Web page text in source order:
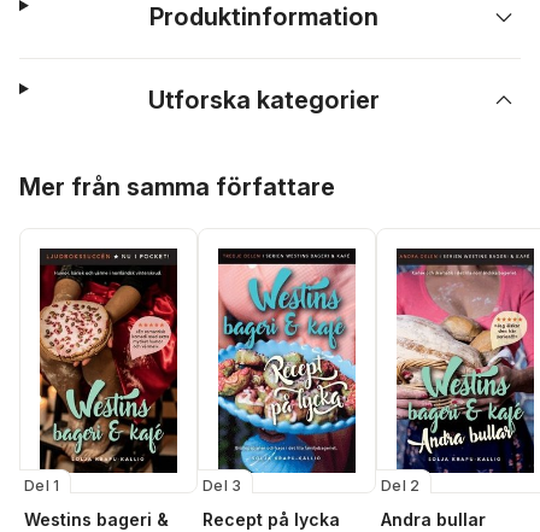
Produktinformation
Utforska kategorier
Mer från samma författare
Del 1
Westins bageri &
Del 3
Recept på lycka
Del 2
Andra bullar